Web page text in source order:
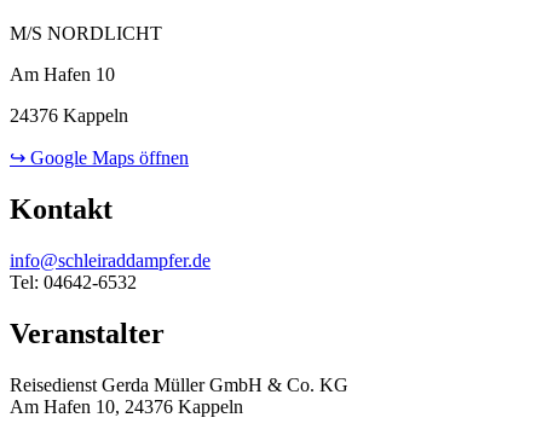
M/S NORDLICHT
Am Hafen 10
24376 Kappeln
↪ Google Maps öffnen
Kontakt
info@schleiraddampfer.de
Tel: 04642-6532
Veranstalter
Reisedienst Gerda Müller GmbH & Co. KG
Am Hafen 10, 24376 Kappeln